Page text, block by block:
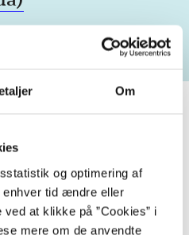
Om
og optimering af
enhver tid ændre eller
at klikke på ”Cookies” i
mere om de anvendte
sit amet ...